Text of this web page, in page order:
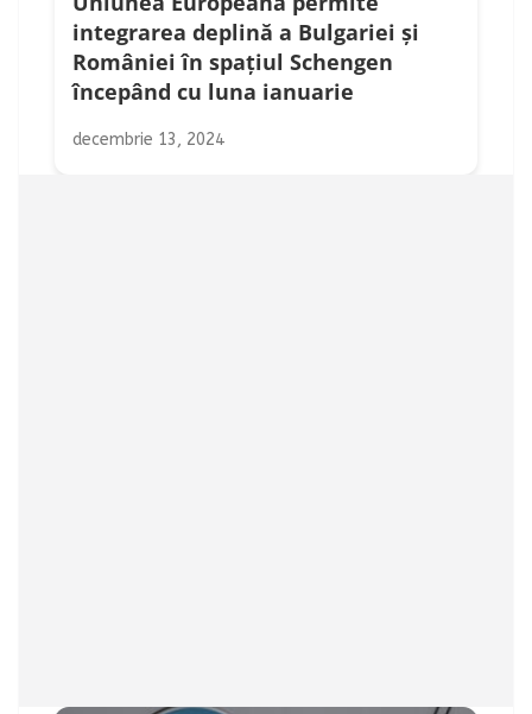
integrarea deplină a Bulgariei și
României în spațiul Schengen
începând cu luna ianuarie
decembrie 13, 2024